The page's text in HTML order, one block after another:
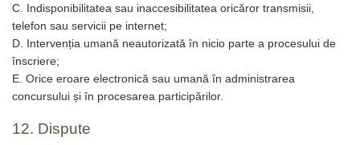
C. Indisponibilitatea sau inaccesibilitatea oricăror transmisii,
telefon sau servicii pe internet;
D. Intervenția umană neautorizată în nicio parte a procesului de
înscriere;
E. Orice eroare electronică sau umană în administrarea
concursului și în procesarea participărilor.
12. Dispute